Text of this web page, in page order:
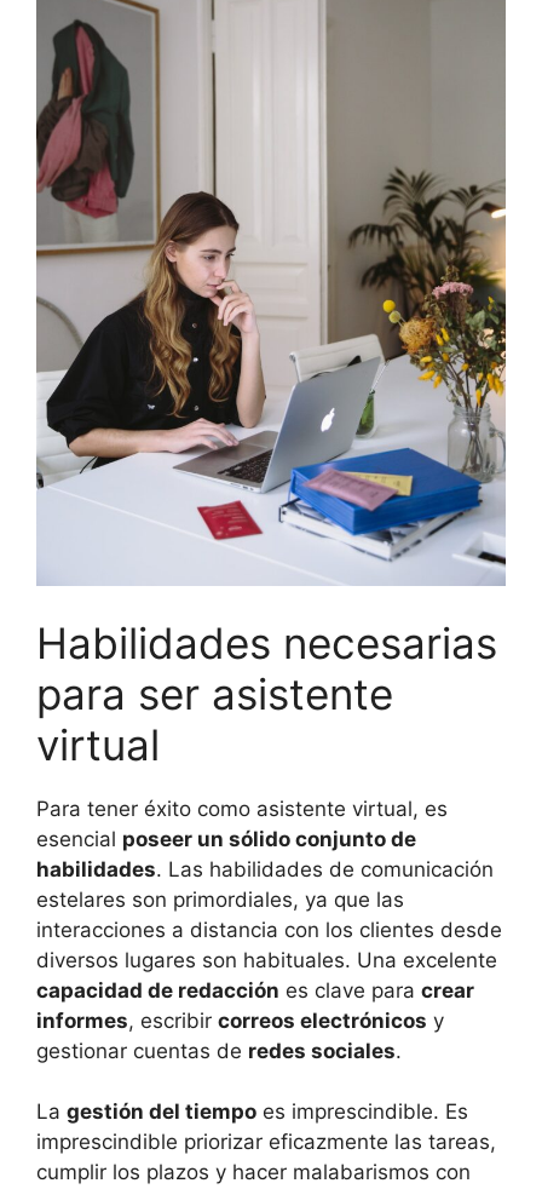
Habilidades necesarias
para ser asistente
virtual
Para tener éxito como asistente virtual, es
esencial poseer un sólido conjunto de
habilidades. Las habilidades de comunicación
estelares son primordiales, ya que las
interacciones a distancia con los clientes desde
diversos lugares son habituales. Una excelente
capacidad de redacción es clave para crear
informes, escribir correos electrónicos y
gestionar cuentas de redes sociales.
La gestión del tiempo es imprescindible. Es
imprescindible priorizar eficazmente las tareas,
cumplir los plazos y hacer malabarismos con